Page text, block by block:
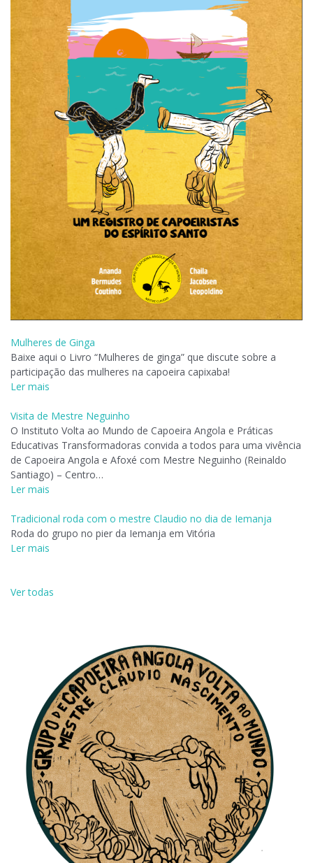
Mulheres de Ginga
Baixe aqui o Livro “Mulheres de ginga” que discute sobre a
participação das mulheres na capoeira capixaba!
Ler mais
Visita de Mestre Neguinho
O Instituto Volta ao Mundo de Capoeira Angola e Práticas
Educativas Transformadoras convida a todos para uma vivência
de Capoeira Angola e Afoxé com Mestre Neguinho (Reinaldo
Santiago) – Centro…
Ler mais
Tradicional roda com o mestre Claudio no dia de Iemanja
Roda do grupo no pier da Iemanja em Vitória
Ler mais
Ver todas